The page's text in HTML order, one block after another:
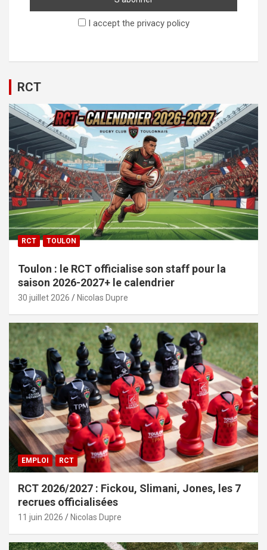
I accept the privacy policy
RCT
RCT TOULON
Toulon : le RCT officialise son staff pour la
saison 2026-2027+ le calendrier
30 juillet 2026 Nicolas Dupre
EMPLOI RCT
RCT 2026/2027 : Fickou, Slimani, Jones, les 7
recrues officialisées
11 juin 2026 Nicolas Dupre